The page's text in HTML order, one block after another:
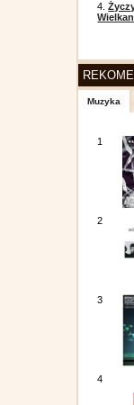
4.
Muzyka
1
2
3
4